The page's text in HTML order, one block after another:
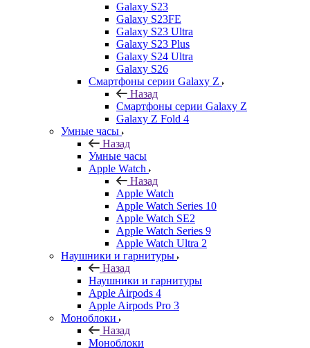
Galaxy S23
Galaxy S23FE
Galaxy S23 Ultra
Galaxy S23 Plus
Galaxy S24 Ultra
Galaxy S26
Смартфоны серии Galaxy Z
Назад
Смартфоны серии Galaxy Z
Galaxy Z Fold 4
Умные часы
Назад
Умные часы
Apple Watch
Назад
Apple Watch
Apple Watch Series 10
Apple Watch SE2
Apple Watch Series 9
Apple Watch Ultra 2
Наушники и гарнитуры
Назад
Наушники и гарнитуры
Apple Airpods 4
Apple Airpods Pro 3
Моноблоки
Назад
Моноблоки